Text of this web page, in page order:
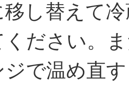
移し替えて
ください。
ジで温め直